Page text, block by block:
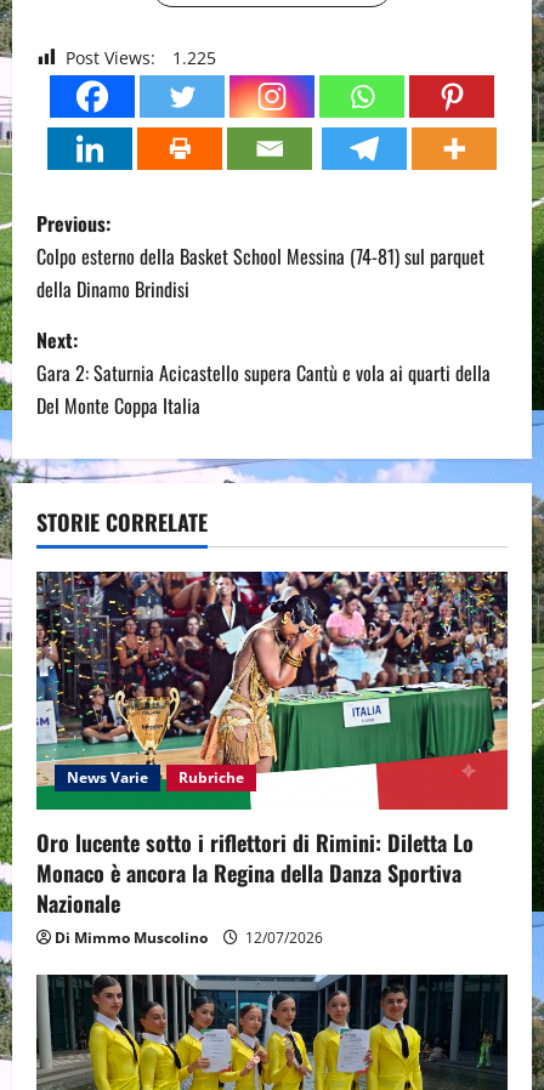
Post Views: 1.225
P
o
s
t
n
a
v
i
g
a
t
i
o
n
Previous:
Colpo esterno della Basket School Messina (74-81) sul parquet
della Dinamo Brindisi
Next:
Gara 2: Saturnia Acicastello supera Cantù e vola ai quarti della
Del Monte Coppa Italia
STORIE CORRELATE
News Varie Rubriche
Oro lucente sotto i riflettori di Rimini: Diletta Lo
Monaco è ancora la Regina della Danza Sportiva
Nazionale
Di Mimmo Muscolino 12/07/2026